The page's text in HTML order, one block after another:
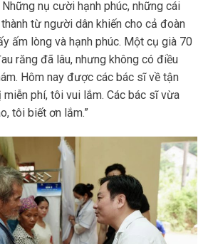
nụ cười hạnh phúc, những cái
từ người dân khiến cho cả đoàn
ấm lòng và hạnh phúc. Một cụ già 70
răng đã lâu, nhưng không có điều
Hôm nay được các bác sĩ về tận
phí, tôi vui lắm. Các bác sĩ vừa
tôi biết ơn lắm.”